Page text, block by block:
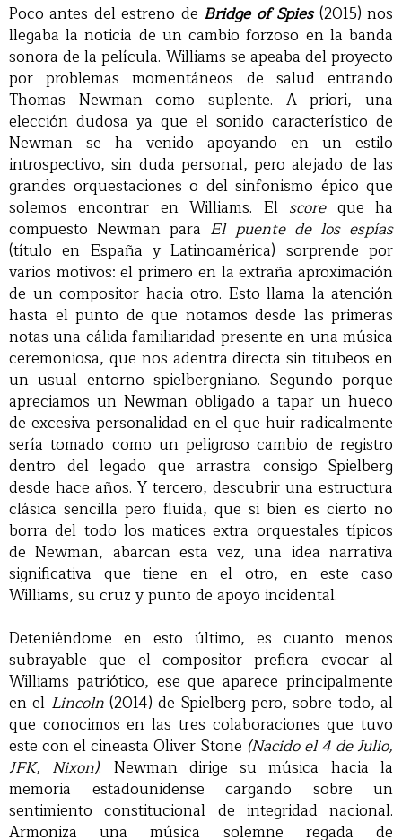
Poco antes del estreno de Bridge of Spies(2015) nos
llegaba la noticia de un cambio forzoso en la banda
sonora de la película. Williams se apeaba del proyecto
por problemas momentáneos de salud entrando
Thomas Newman como suplente. A priori, una
elección dudosa ya que el sonido característico de
Newman se ha venido apoyando en un estilo
introspectivo, sin duda personal, pero alejado de las
grandes orquestaciones o del sinfonismo épico que
solemos encontrar en Williams. El scoreque ha
compuesto Newman para El puente de los espías
(título en España y Latinoamérica) sorprende por
varios motivos: el primero en la extraña aproximación
de un compositor hacia otro. Esto llama la atención
hasta el punto de que notamos desde las primeras
notas una cálida familiaridad presente en una música
ceremoniosa, que nos adentra directa sin titubeos en
un usual entorno spielbergniano. Segundo porque
apreciamos un Newman obligado a tapar un hueco
de excesiva personalidad en el que huir radicalmente
sería tomado como un peligroso cambio de registro
dentro del legado que arrastra consigo Spielberg
desde hace años. Y tercero, descubrir una estructura
clásica sencilla pero fluida, que si bien es cierto no
borra del todo los matices extra orquestales típicos
de Newman, abarcan esta vez, una idea narrativa
significativa que tiene en el otro, en este caso
Williams, su cruz y punto de apoyo incidental.
Deteniéndome en esto último, es cuanto menos
subrayable que el compositor prefiera evocar al
Williams patriótico, ese que aparece principalmente
en el Lincoln(2014) de Spielberg pero, sobre todo, al
que conocimos en las tres colaboraciones que tuvo
este con el cineasta Oliver Stone (Nacido el 4 de Julio,
JFK, Nixon). Newman dirige su música hacia la
memoria estadounidense cargando sobre un
sentimiento constitucional de integridad nacional.
Armoniza una música solemne regada de